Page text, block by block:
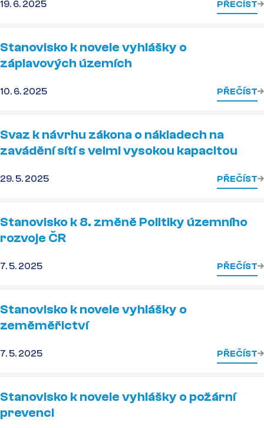
19. 6. 2025 PŘEČÍST
Stanovisko k novele vyhlášky o
záplavových územích
10. 6. 2025 PŘEČÍST
Svaz k návrhu zákona o nákladech na
zavádění sítí s velmi vysokou kapacitou
29. 5. 2025 PŘEČÍST
Stanovisko k 8. změně Politiky územního
rozvoje ČR
7. 5. 2025 PŘEČÍST
Stanovisko k novele vyhlášky o
zeměměřictví
7. 5. 2025 PŘEČÍST
Stanovisko k novele vyhlášky o požární
prevenci